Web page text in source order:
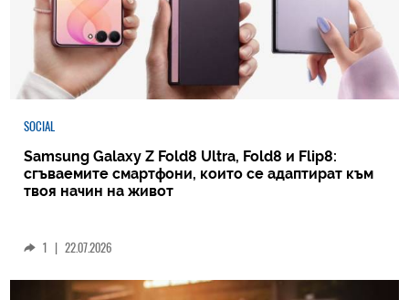
SOCIAL
Samsung Galaxy Z Fold8 Ultra, Fold8 и Flip8:
сгъваемите смартфони, които се адаптират към
твоя начин на живот
1 | 22.07.2026